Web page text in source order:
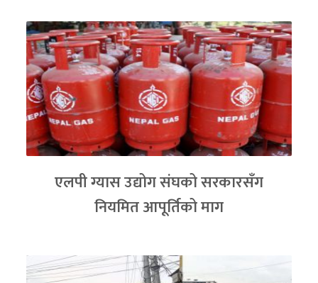
एलपी ग्यास उद्योग संघको सरकारसँग
नियमित आपूर्तिको माग